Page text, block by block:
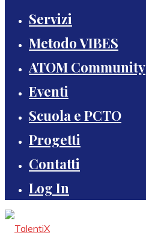
Servizi
Metodo VIBES
ATOM Community
Eventi
Scuola e PCTO
Progetti
Contatti
Log In